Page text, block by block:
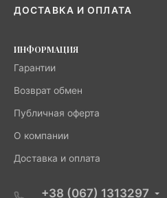
ДОСТАВКА И ОПЛАТА
ИНФОРМАЦИЯ
Гарантии
Возврат обмен
Публичная оферта
О компании
Доставка и оплата
+38 (067) 1313297